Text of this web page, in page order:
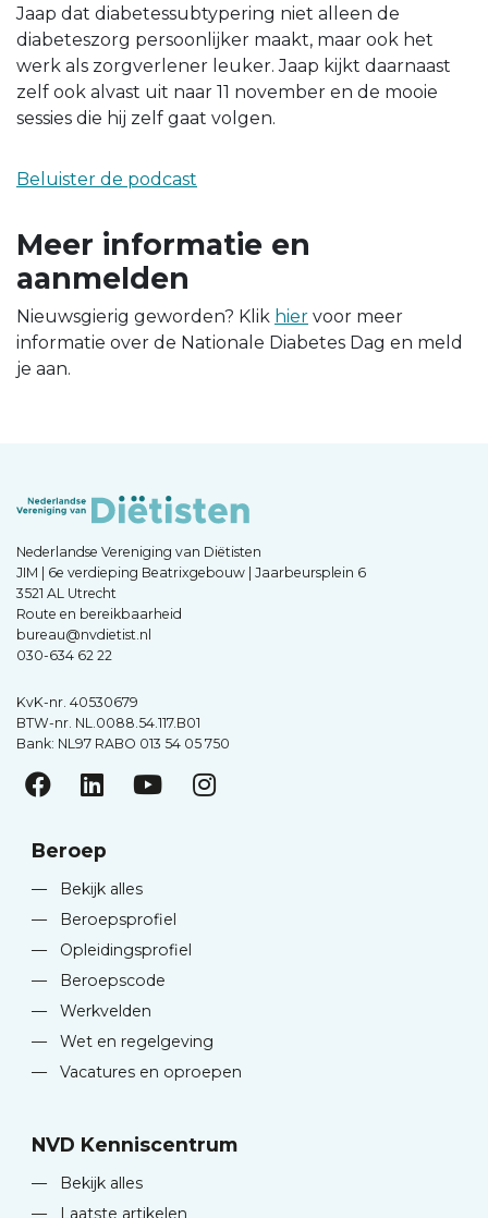
Jaap dat diabetessubtypering niet alleen de
diabeteszorg persoonlijker maakt, maar ook het
werk als zorgverlener leuker. Jaap kijkt daarnaast
zelf ook alvast uit naar 11 november en de mooie
sessies die hij zelf gaat volgen.
Beluister de podcast
Meer informatie en
aanmelden
Nieuwsgierig geworden? Klik hier voor meer
informatie over de Nationale Diabetes Dag en meld
je aan.
Nederlandse Vereniging van Diëtisten
JIM | 6e verdieping Beatrixgebouw | Jaarbeursplein 6
3521 AL Utrecht
Route en bereikbaarheid
bureau@nvdietist.nl
030-634 62 22
KvK-nr. 40530679
BTW-nr. NL.0088.54.117.B01
Bank: NL97 RABO 013 54 05 750
Beroep
—
Bekijk alles
—
Beroepsprofiel
—
Opleidingsprofiel
—
Beroepscode
—
Werkvelden
—
Wet en regelgeving
—
Vacatures en oproepen
NVD Kenniscentrum
—
Bekijk alles
—
Laatste artikelen